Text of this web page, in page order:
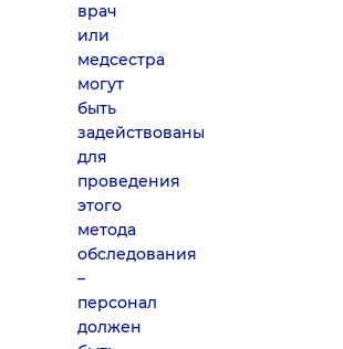
врач
или
медсестра
могут
быть
задействованы
для
проведения
этого
метода
обследования
–
персонал
должен